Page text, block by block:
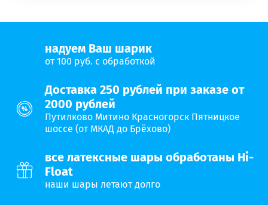
надуем Ваш шарик
от 100 руб. с обработкой
Доставка 250 рублей при заказе от
2000 рублей
Путилково Митино Красногорск Пятницкое
шоссе (от МКАД до Брёхово)
все латексные шары обработаны Hi-
Float
наши шары летают долго